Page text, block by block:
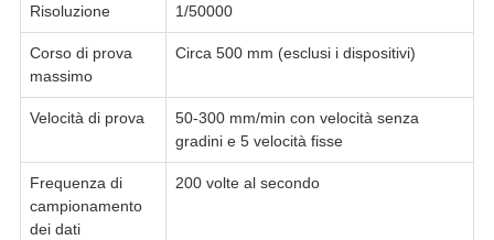
Risoluzione 1/50000
Corso di prova
massimo
Circa 500 mm (esclusi i dispositivi)
Velocità di prova
50-300 mm/min con velocità senza
gradini e 5 velocità fisse
Frequenza di
campionamento
dei dati
200 volte al secondo